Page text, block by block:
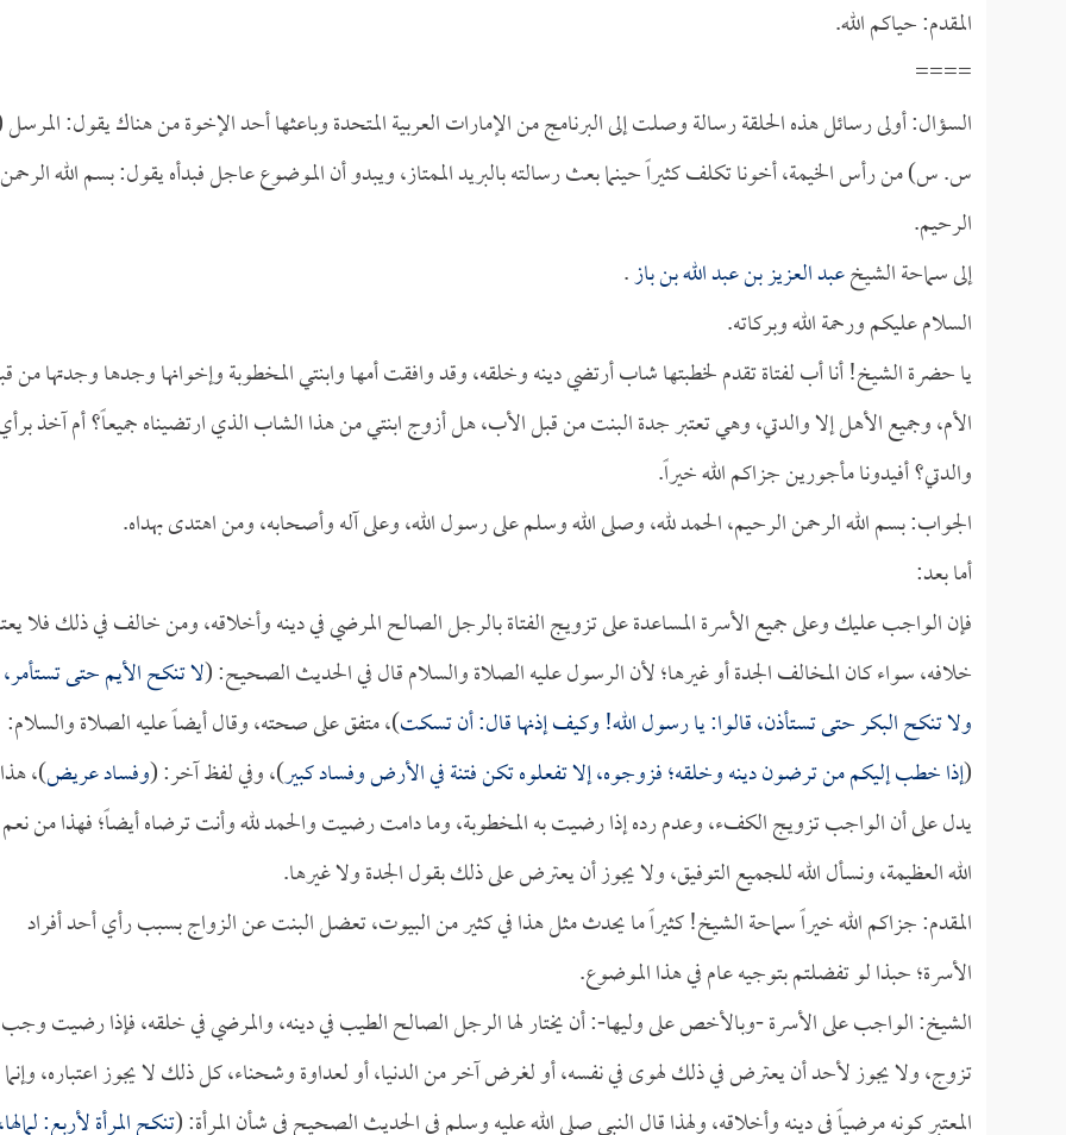
المقدم: حياكم الله.
====
السؤال: أولى رسائل هذه الحلقة رسالة وصلت إلى البرنامج من الإمارات العربية المتحدة وباعثها أحد الإخوة من هناك يقول:
س. س) من رأس الخيمة، أخونا تكلف كثيراً حينما بعث رسالته بالبريد الممتاز، ويبدو أن الموضوع عاجل فبدأه يقول: بسم الله الرحمن
الرحيم.
إلى سماحة الشيخعبد العزيز بن عبد الله بن باز.
السلام عليكم ورحمة الله وبركاته.
يا حضرة الشيخ! أنا أب لفتاة تقدم لخطبتها شاب أرتضي دينه وخلقه، وقد وافقت أمها وابنتي المخطوبة وإخوانها وجدها وجدتها من
الأم، وجميع الأهل إلا والدتي، وهي تعتبر جدة البنت من قبل الأب، هل أزوج ابنتي من هذا الشاب الذي ارتضيناه جميعاً؟ أم آخذ
والدتي؟ أفيدونا مأجورين جزاكم الله خيراً.
الجواب: بسم الله الرحمن الرحيم، الحمد لله، وصلى الله وسلم على رسول الله، وعلى آله وأصحابه، ومن اهتدى بهداه.
أما بعد:
فإن الواجب عليك وعلى جميع الأسرة المساعدة على تزويج الفتاة بالرجل الصالح المرضي في دينه وأخلاقه، ومن خالف في ذلك فلا
خلافه، سواء كان المخالف الجدة أو غيرها؛ لأن الرسول عليه الصلاة والسلام قال في الحديث الصحيح: (لا تنكح الأيم حتى تستأمر،
ولا تنكح البكر حتى تستأذن، قالوا: يا رسول الله! وكيف إذنها قال: أن تسكت)، متفق على صحته، وقال أيضاً عليه الصلاة والسلام:
(إذا خطب إليكم من ترضون دينه وخلقه؛ فزوجوه، إلا تفعلوه تكن فتنة في الأرض وفساد كبير)، وفي لفظ آخر: (وفساد عريض)، هذا
يدل على أن الواجب تزويج الكفء، وعدم رده إذا رضيت به المخطوبة، وما دامت رضيت والحمد لله وأنت ترضاه أيضاً؛ فهذا من نعم
الله العظيمة، ونسأل الله للجميع التوفيق، ولا يجوز أن يعترض على ذلك بقول الجدة ولا غيرها.
المقدم: جزاكم الله خيراً سماحة الشيخ! كثيراً ما يحدث مثل هذا في كثير من البيوت، تعضل البنت عن الزواج بسبب رأي أحد أفراد
الأسرة؛ حبذا لو تفضلتم بتوجيه عام في هذا الموضوع.
الشيخ: الواجب على الأسرة -وبالأخص على وليها-: أن يختار لها الرجل الصالح الطيب في دينه، والمرضي في خلقه، فإذا رضيت
تزوج، ولا يجوز لأحد أن يعترض في ذلك لهوى في نفسه، أو لغرض آخر من الدنيا، أو لعداوة وشحناء، كل ذلك لا يجوز اعتباره، وإنما
المعتبر كونه مرضياً في دينه وأخلاقه، ولهذا قال النبي صلى الله عليه وسلم في الحديث الصحيح في شأن المرأة: (تنكح المرأة لأربع: